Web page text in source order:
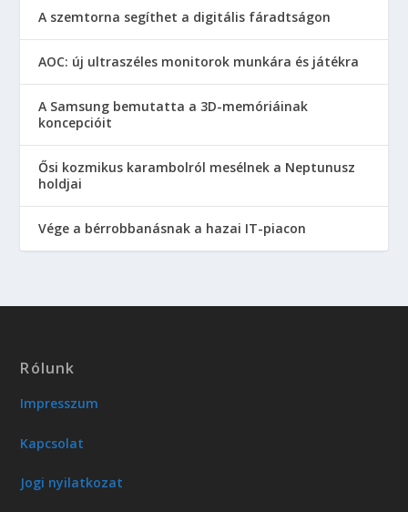
A szemtorna segíthet a digitális fáradtságon
AOC: új ultraszéles monitorok munkára és játékra
A Samsung bemutatta a 3D-memóriáinak
koncepcióit
Ősi kozmikus karambolról mesélnek a Neptunusz
holdjai
Vége a bérrobbanásnak a hazai IT-piacon
Rólunk
Impresszum
Kapcsolat
Jogi nyilatkozat